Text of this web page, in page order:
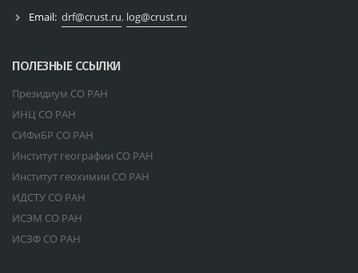
Email: drf@crust.ru, log@crust.ru
ПОЛЕЗНЫЕ ССЫЛКИ
Президиум СО РАН
ИНЦ СО РАН
СИФиБР СО РАН
Институт географии СО РАН
Институт геохимии СО РАН
ИДСТУ СО РАН
ИСЭМ СО РАН
ИСЗФ СО РАН